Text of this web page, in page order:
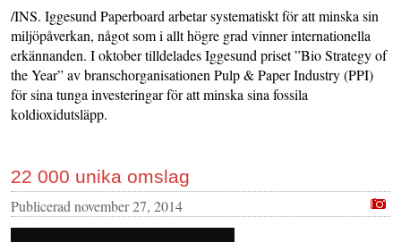
/INS. Iggesund Paperboard arbetar systematiskt för att minska sin
miljöpåverkan, något som i allt högre grad vinner internationella
erkännanden. I oktober tilldelades Iggesund priset ”Bio Strategy of
the Year” av branschorganisationen Pulp & Paper Industry (PPI)
för sina tunga investeringar för att minska sina fossila
koldioxidutsläpp.
22 000 unika omslag
Publicerad november 27, 2014